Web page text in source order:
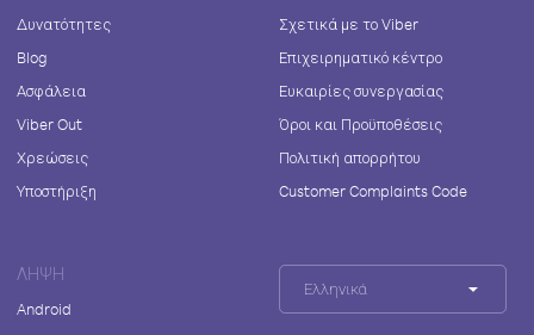
Δυνατότητες
Blog
Ασφάλεια
Viber Out
Χρεώσεις
Υποστήριξη
Σχετικά με το Viber
Επιχειρηματικό κέντρο
Ευκαιρίες συνεργασίας
Όροι και Προϋποθέσεις
Πολιτική απορρήτου
Customer Complaints Code
ΛΉΨΗ
Android
Ελληνικά